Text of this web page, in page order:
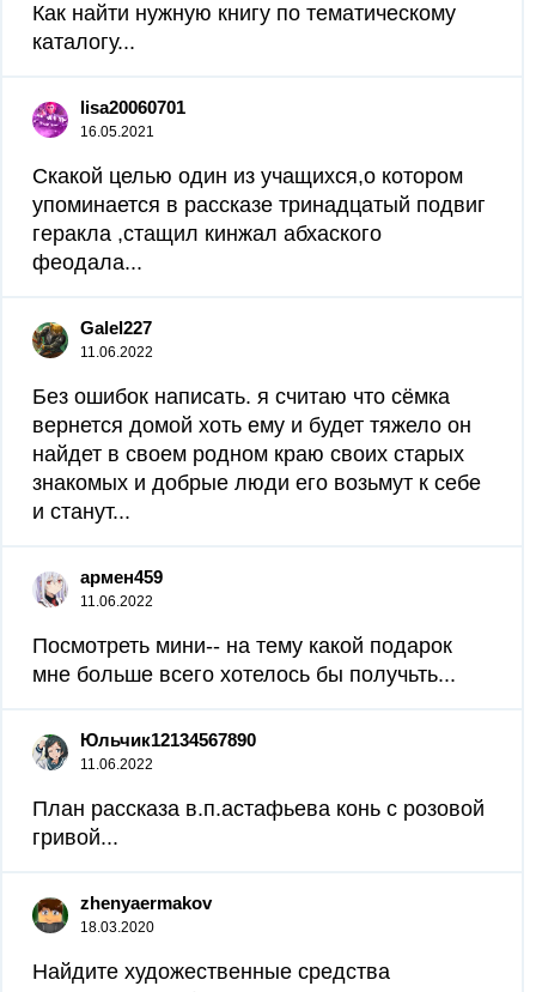
Как найти нужную книгу по тематическому
каталогу...
lisa20060701
16.05.2021
Скакой целью один из учащихся,о котором
упоминается в рассказе тринадцатый подвиг
геракла ,стащил кинжал абхаского
феодала...
Galel227
11.06.2022
Без ошибок написать. я считаю что сёмка
вернется домой хоть ему и будет тяжело он
найдет в своем родном краю своих старых
знакомых и добрые люди его возьмут к себе
и станут...
армен459
11.06.2022
Посмотреть мини-- на тему какой подарок
мне больше всего хотелось бы получьть...
Юльчик12134567890
11.06.2022
План рассказа в.п.астафьева конь с розовой
гривой...
zhenyaermakov
18.03.2020
Найдите художественные средства